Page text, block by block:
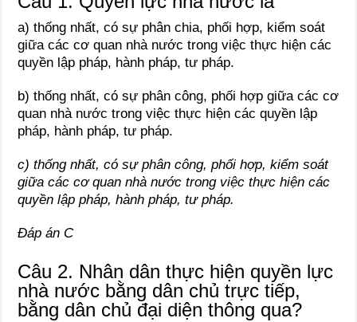
a) thống nhất, có sự phân chia, phối hợp, kiểm soát
giữa các cơ quan nhà nước trong việc thực hiện các
quyền lập pháp, hành pháp, tư pháp.
b) thống nhất, có sự phân công, phối hợp giữa các cơ
quan nhà nước trong việc thực hiện các quyền lập
pháp, hành pháp, tư pháp.
c) thống nhất, có sự phân công, phối hợp, kiểm soát
giữa các cơ quan nhà nước trong việc thực hiện các
quyền lập pháp, hành pháp, tư pháp.
Đáp án C
Câu 2. Nhân dân thực hiện quyền lực
nhà nước bằng dân chủ trực tiếp,
bằng dân chủ đại diện thông qua?